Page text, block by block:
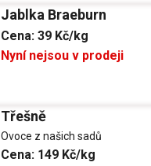
Jablka Braeburn
Cena: 39 Kč/kg
Nyní nejsou v prodeji
Třešně
Ovoce z našich sadů
Cena: 149 Kč/kg